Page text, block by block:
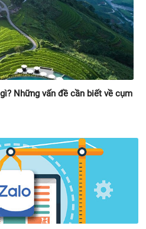
Những vấn đề cần biết về cụm